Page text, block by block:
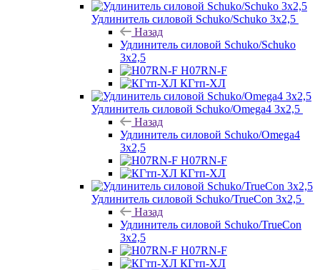
Удлинитель силовой Schuko/Schuko 3х2,5
Назад
Удлинитель силовой Schuko/Schuko
3х2,5
H07RN-F
КГтп-ХЛ
Удлинитель силовой Schuko/Omega4 3х2,5
Назад
Удлинитель силовой Schuko/Omega4
3х2,5
H07RN-F
КГтп-ХЛ
Удлинитель силовой Schuko/TrueCon 3х2,5
Назад
Удлинитель силовой Schuko/TrueCon
3х2,5
H07RN-F
КГтп-ХЛ